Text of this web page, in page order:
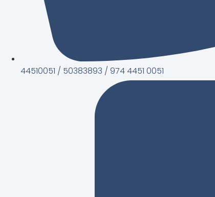
44510051 / 50383893 / 974 4451 0051